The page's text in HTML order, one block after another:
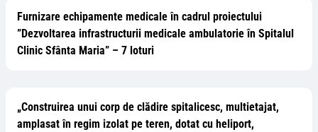
Furnizare echipamente medicale în cadrul proiectului
”Dezvoltarea infrastructurii medicale ambulatorie în Spitalul
Clinic Sfânta Maria” – 7 loturi
„Construirea unui corp de clădire spitalicesc, multietajat,
amplasat în regim izolat pe teren, dotat cu heliport,